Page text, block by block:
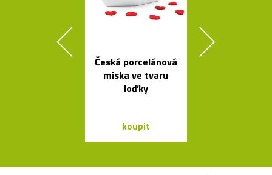
Česká porcelánová
miska ve tvaru
loďky
koupit